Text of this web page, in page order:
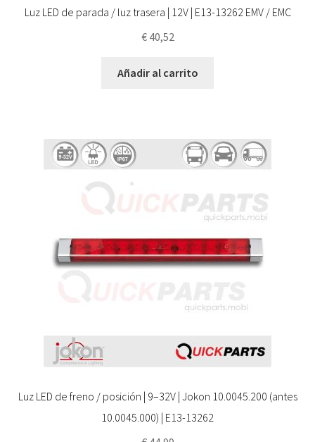
Luz LED de parada / luz trasera | 12V | E13-13262 EMV / EMC
€40,52
Añadir al carrito
Luz LED de freno / posición | 9–32V | Jokon 10.0045.200 (antes
10.0045.000) | E13-13262